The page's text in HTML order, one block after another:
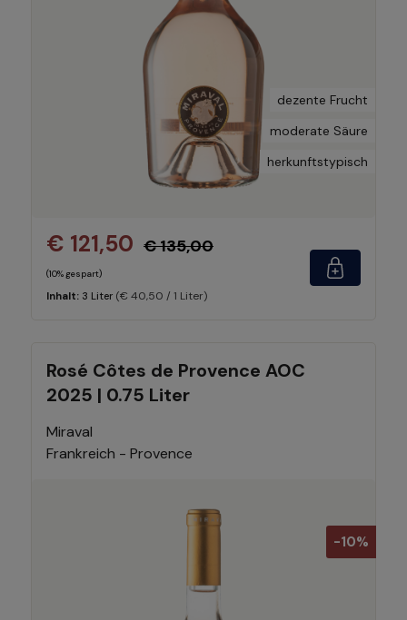
dezente Frucht
moderate Säure
herkunftstypisch
€ 121,50 € 135,00
(10% gespart)
Inhalt: 3 Liter (€ 40,50 / 1 Liter)
Rosé Côtes de Provence AOC
2025 | 0.75 Liter
Miraval
Frankreich - Provence
-10%